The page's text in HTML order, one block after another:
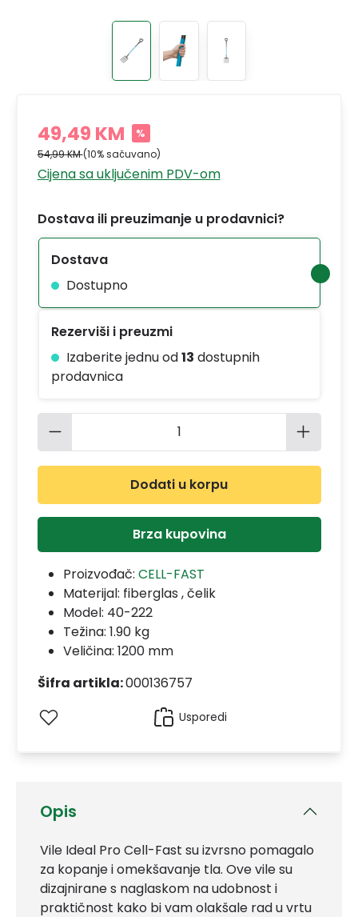
Opis
Vile Ideal Pro Cell-Fast su izvrsno pomagalo
za kopanje i omekšavanje tla. Ove vile su
dizajnirane s naglaskom na udobnost i
praktičnost kako bi vam olakšale rad u vrtu
49,49 KM %
54,99 KM(10% sačuvano)
Cijena sa uključenim PDV-om
Dostava ili preuzimanje u prodavnici?
Dostava
Dostupno
Rezerviši i preuzmi
Izaberite jednu od13 dostupnih
prodavnica
Količina proizvoda: Unesite
Dodati u korpu
Brza kupovina
Proizvođač: CELL-FAST
Materijal: fiberglas , čelik
Model: 40-222
Težina: 1.90 kg
Veličina: 1200 mm
Šifra artikla:000136757
Usporedi